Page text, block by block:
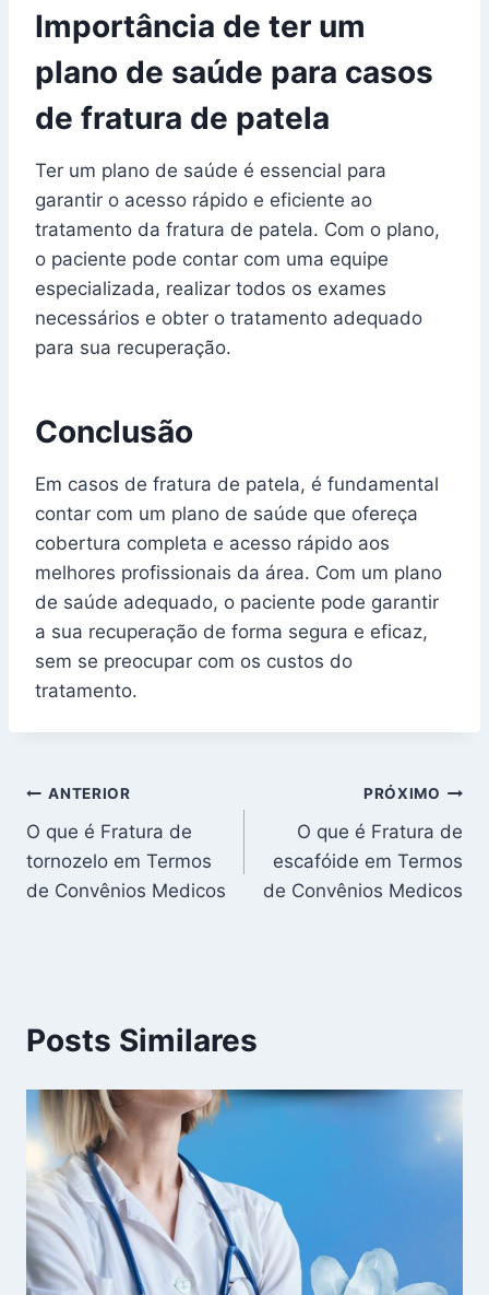
Importância de ter um
plano de saúde para casos
de fratura de patela
Ter um plano de saúde é essencial para
garantir o acesso rápido e eficiente ao
tratamento da fratura de patela. Com o plano,
o paciente pode contar com uma equipe
especializada, realizar todos os exames
necessários e obter o tratamento adequado
para sua recuperação.
Conclusão
Em casos de fratura de patela, é fundamental
contar com um plano de saúde que ofereça
cobertura completa e acesso rápido aos
melhores profissionais da área. Com um plano
de saúde adequado, o paciente pode garantir
a sua recuperação de forma segura e eficaz,
sem se preocupar com os custos do
tratamento.
Navegação
de
Post
ANTERIOR
O que é Fratura de
tornozelo em Termos
de Convênios Medicos
PRÓXIMO
O que é Fratura de
escafóide em Termos
de Convênios Medicos
Posts Similares